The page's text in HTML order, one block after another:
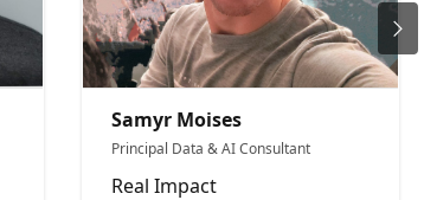
Samyr Moises
Principal Data & AI Consultant
Real Impact